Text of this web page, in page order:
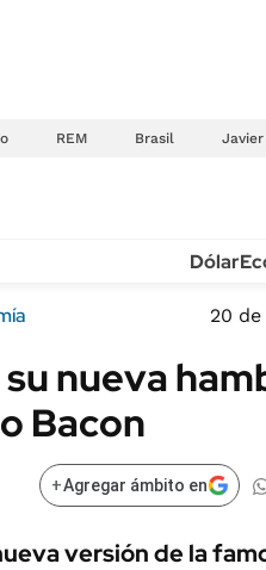
REM Brasil
Dólar
20
nueva
Bacon
+Agregar ámbito en
versión de la